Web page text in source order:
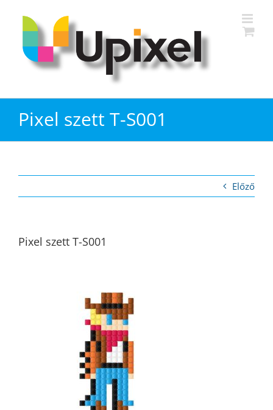
Pixel szett T-S001
Előző
Pixel szett T-S001